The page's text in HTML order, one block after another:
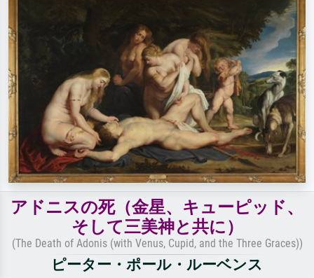
油絵、木のそばの立ち姿のヌー
アドニスの死（金星、キューピッド、
そして三美神と共に）
(The Death of Adonis (with Venus, Cupid, and the Three Graces))
ピーター・ポール・ルーベンス